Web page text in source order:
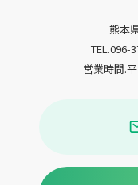
熊本
TEL.096-
営業時間.